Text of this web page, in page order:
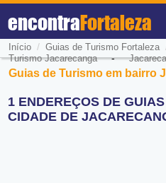
encontraFortaleza
Início / Guias de Turismo Fortaleza
Turismo Jacarecanga-
Guias de Turismo em bairro
1 ENDEREÇOS DE
CIDADE DE